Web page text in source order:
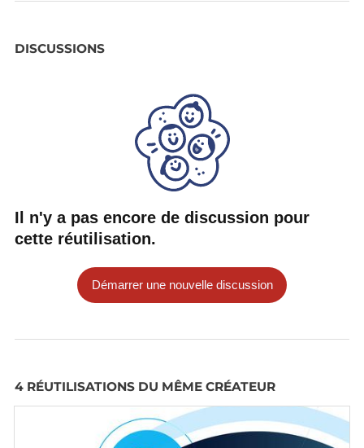
DISCUSSIONS
Il n'y a pas encore de discussion pour
cette réutilisation.
Démarrer une nouvelle discussion
4 RÉUTILISATIONS DU MÊME CRÉATEUR